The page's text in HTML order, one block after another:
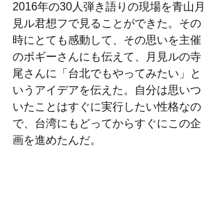
2016年の30人弾き語りの現場を青山月
見ル君想フで見ることができた。その
時にとても感動して、その思いを主催
のボギーさんにも伝えて、月見ルの寺
尾さんに「台北でもやってみたい」と
いうアイデアを伝えた。自分は思いつ
いたことはすぐに実行したい性格なの
で、台湾にもどってからすぐにこの企
画を進めたんだ。